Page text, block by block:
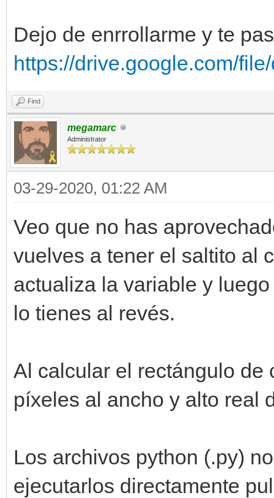
Dejo de enrrollarme y te
https://drive.google.com/
Find
megamarc
Administrator
03-29-2020, 01:22 AM
Veo que no has
vuelves a tener el saltito al
actualiza la variable y
lo tienes al revés.
Al calcular el rectángulo de
píxeles al ancho y alto real
Los archivos python (.py)
ejecutarlos directamente